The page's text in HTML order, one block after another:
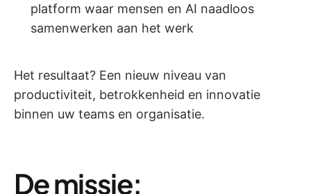
platform waar mensen en AI naadloos
samenwerken aan het werk
Het resultaat? Een nieuw niveau van
productiviteit, betrokkenheid en innovatie
binnen uw teams en organisatie.
De missie: